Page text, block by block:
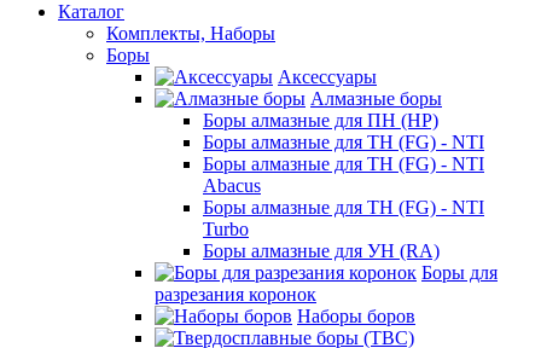
Каталог
Комплекты, Наборы
Боры
Аксессуары
Алмазные боры
Боры алмазные для ПН (HP)
Боры алмазные для ТН (FG) - NTI
Боры алмазные для ТН (FG) - NTI
Abacus
Боры алмазные для ТН (FG) - NTI
Turbo
Боры алмазные для УН (RA)
Боры для
разрезания коронок
Наборы боров